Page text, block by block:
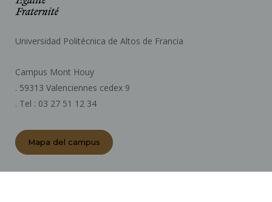
Universidad Politécnica de Altos de Francia
Campus Mont Houy
. 59313 Valenciennes cedex 9
. Tel : 03 27 51 12 34
Mapa del campus